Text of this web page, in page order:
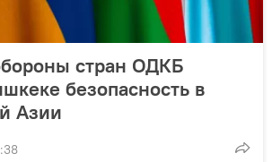
стран ОДКБ
безопасность в
Азии